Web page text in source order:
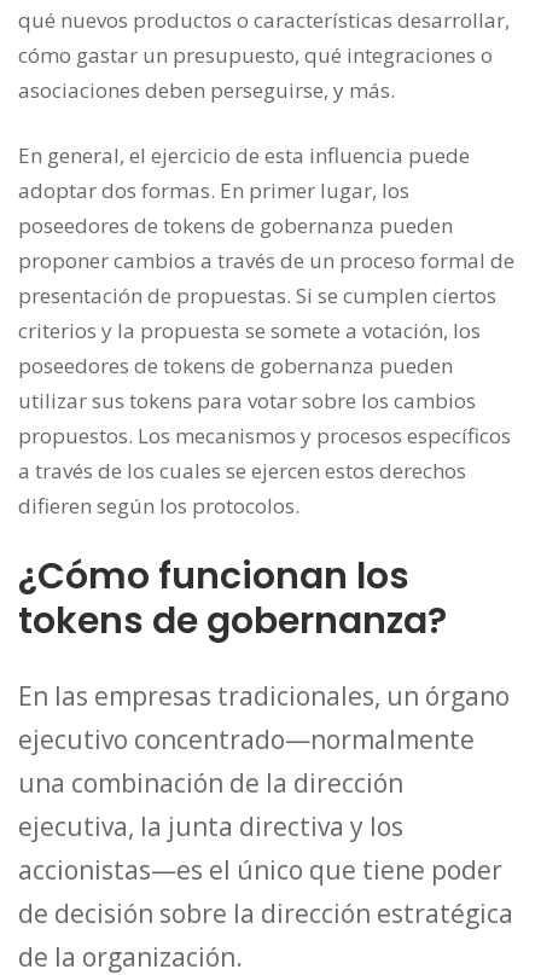
qué nuevos productos o características desarrollar,
cómo gastar un presupuesto, qué integraciones o
asociaciones deben perseguirse, y más.
En general, el ejercicio de esta influencia puede
adoptar dos formas. En primer lugar, los
poseedores de tokens de gobernanza pueden
proponer cambios a través de un proceso formal de
presentación de propuestas. Si se cumplen ciertos
criterios y la propuesta se somete a votación, los
poseedores de tokens de gobernanza pueden
utilizar sus tokens para votar sobre los cambios
propuestos. Los mecanismos y procesos específicos
a través de los cuales se ejercen estos derechos
difieren según los protocolos.
¿Cómo funcionan los
tokens de gobernanza?
En las empresas tradicionales, un órgano
ejecutivo concentrado—normalmente
una combinación de la dirección
ejecutiva, la junta directiva y los
accionistas—es el único que tiene poder
de decisión sobre la dirección estratégica
de la organización.